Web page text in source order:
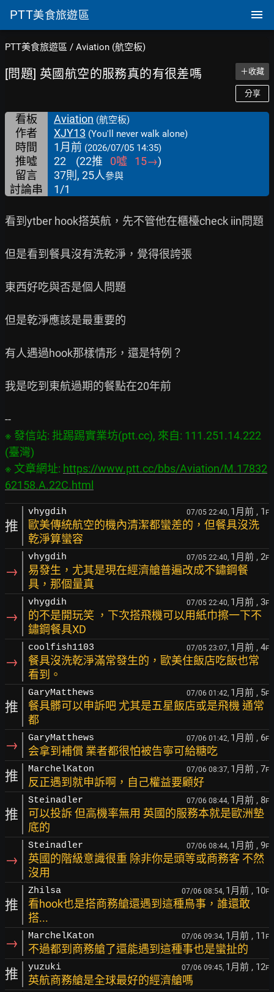
PTT美食旅遊區
PTT美食旅遊區 / Aviation (航空板)
[問題] 英國航空的服務真的有很差嗎 ＋收藏
分享
看板 Aviation (航空板)
作者 XJY13 (You'll never walk alone)
時間 1月前 (2026/07/05 14:35)
推噓 22 (22推 0噓 15→)
留言
37則, 25人參與
討論串 1/1
看到ytber hook搭英航，先不管他在櫃檯check iin問題
但是看到餐具沒有洗乾淨，覺得很誇張
東西好吃與否是個人問題
但是乾淨應該是最重要的
有人遇過hook那樣情形，還是特例？
我是吃到東航過期的餐點在20年前
※ 發信站: 批踢踢實業坊(ptt.cc), 來自: 111.251.14.222
(臺灣)
※ 文章網址: https://www.ptt.cc/bbs/Aviation/M.17832
62158.A.22C.html
推
vhygdih 07/05 22:40, 1月前 , 1 F
歐美傳統航空的機內清潔都蠻差的，但餐具沒洗
乾淨算蠻容
→
vhygdih 07/05 22:40, 1月前 , 2F
易發生，尤其是現在經濟艙普遍改成不鏽鋼餐
具，那個量真
→
vhygdih 07/05 22:40, 1月前 , 3F
的不是開玩笑 ，下次搭飛機可以用紙巾擦一下不
鏽鋼餐具XD
→
coolfish1103 07/05 23:07, 1月前 , 4F
餐具沒洗乾淨滿常發生的，歐美住飯店吃飯也常
看到。
推
GaryMatthews 07/06 01:42, 1月前 , 5F
餐具髒可以申訴吧 尤其是五星飯店或是飛機 通常
都
→ GaryMatthews 07/06 01:42, 1月前 , 6F
会拿到補償 業者都很怕被告寧可給糖吃
推 MarchelKaton 07/06 08:37, 1月前 , 7F
反正遇到就申訴啊，自己權益要顧好
推
Steinadler 07/06 08:44, 1月前 , 8F
可以投訴 但高機率無用 英國的服務本就是歐洲墊
底的
→
Steinadler 07/06 08:44, 1月前 , 9F
英國的階級意識很重 除非你是頭等或商務客 不然
沒用
推
Zhilsa 07/06 08:54, 1月前 , 10F
看hook也是搭商務艙還遇到這種鳥事，誰還敢
搭...
→ MarchelKaton 07/06 09:34, 1月前 , 11 F
不過都到商務艙了還能遇到這種事也是蠻扯的
推 yuzuki 07/06 09:45, 1月前 , 12F
英航商務艙是全球最好的經濟艙嗎